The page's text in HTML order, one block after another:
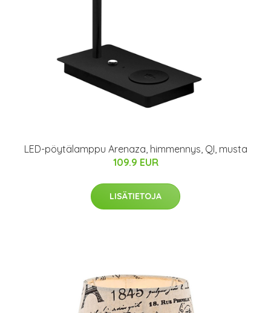
LED-pöytälamppu Arenaza, himmennys, QI, musta
109.9 EUR
LISÄTIETOJA